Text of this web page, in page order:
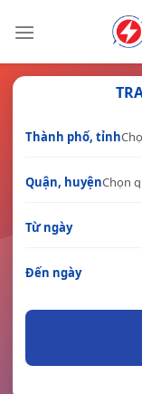
Thành phố, tỉnh
Quận, huyện
Từ ngày
Đến ngày